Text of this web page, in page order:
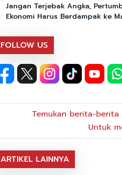
Jangan Terjebak Angka,
Ekonomi Harus Berdampak ke
FOLLOW US
Temukan berita-
Untuk
ARTIKEL LAINNYA